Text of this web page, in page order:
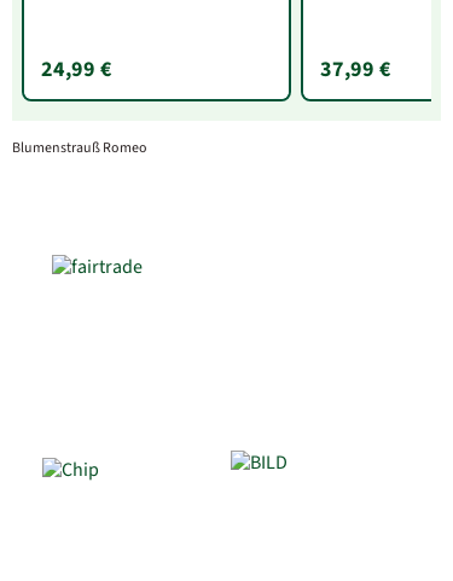
24,99 € 37,99 €
Blumenstrauß Romeo